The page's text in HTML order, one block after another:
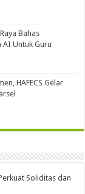
Bahas
AI Untuk Guru
HAFECS Gelar
Soliditas dan